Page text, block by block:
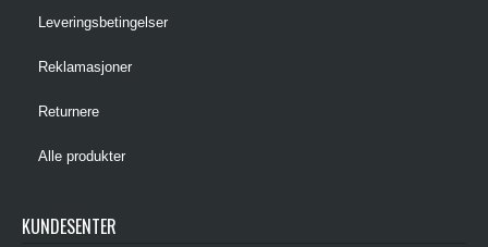
Leveringsbetingelser
Reklamasjoner
Returnere
Alle produkter
KUNDESENTER